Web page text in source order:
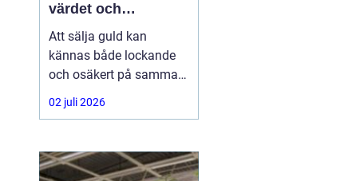
värdet och
tryggheten
Att sälja guld kan
kännas både lockande
och osäkert på samma
gång. Många har ärvda
smycken, gamla
eller trasiga kedjor som
bara ligger i en låda.
02 juli 2026